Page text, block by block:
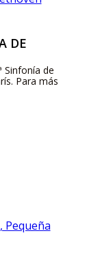
DE
Sinfonía de
Para más